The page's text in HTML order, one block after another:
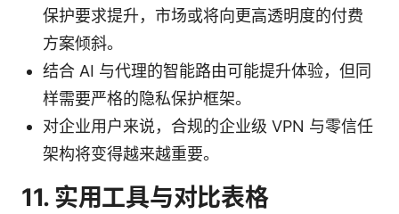
保护要求提升，市场或将向更高透明度的付费
方案倾斜。
结合 AI 与代理的智能路由可能提升体验，但同
样需要严格的隐私保护框架。
对企业用户来说，合规的企业级 VPN 与零信任
架构将变得越来越重要。
11. 实用工具与对比表格